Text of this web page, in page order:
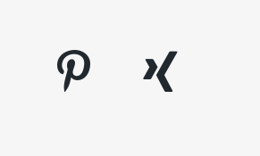
pinterest
xing